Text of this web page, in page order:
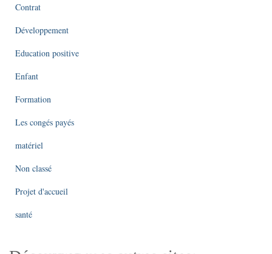
Contrat
Développement
Education positive
Enfant
Formation
Les congés payés
matériel
Non classé
Projet d'accueil
santé